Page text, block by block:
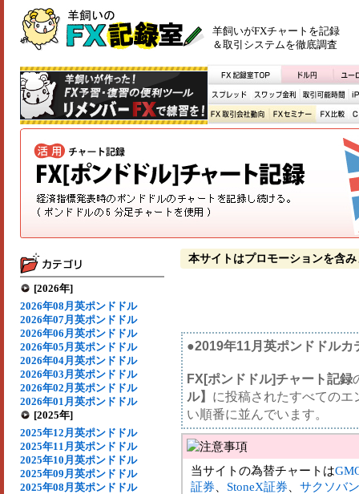
羊飼いがFXチャートを記録
＆取引システムを徹底調査
[2026年]
2026年08月英ポンドドル
2026年07月英ポンドドル
2026年06月英ポンドドル
2026年05月英ポンドドル
2026年04月英ポンドドル
2026年03月英ポンドドル
2026年02月英ポンドドル
2026年01月英ポンドドル
[2025年]
2025年12月英ポンドドル
2025年11月英ポンドドル
2025年10月英ポンドドル
2025年09月英ポンドドル
2025年08月英ポンドドル
本サイトはプロモーションを含み
●2019年11月英ポンドドルカ
FX[ポンドドル]チャート記録
ル】 に投稿されたすべての
い順番に並んでいます。
当サイトの為替チャートは
証券
StoneX証券
サクソバ